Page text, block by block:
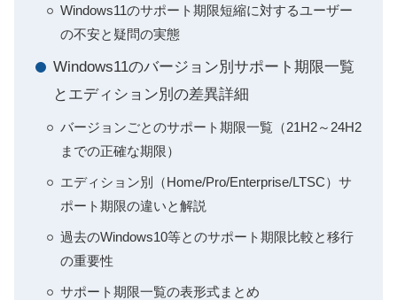
Windows11のサポート期限短縮に対するユーザー
の不安と疑問の実態
Windows11のバージョン別サポート期限一覧
とエディション別の差異詳細
バージョンごとのサポート期限一覧（21H2～24H2
までの正確な期限）
エディション別（Home/Pro/Enterprise/LTSC）サ
ポート期限の違いと解説
過去のWindows10等とのサポート期限比較と移行
の重要性
サポート期限一覧の表形式まとめ